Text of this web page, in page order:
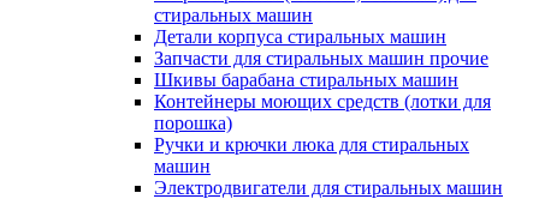
стиральных машин
Детали корпуса стиральных машин
Запчасти для стиральных машин прочие
Шкивы барабана стиральных машин
Контейнеры моющих средств (лотки для
порошка)
Ручки и крючки люка для стиральных
машин
Электродвигатели для стиральных машин